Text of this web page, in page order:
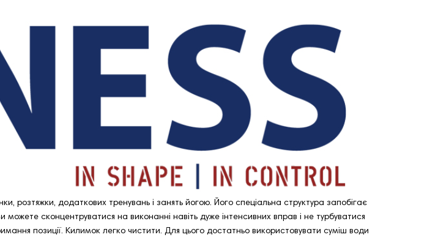
розтяжки, додаткових тренувань і занять йогою. Його спеціальна структура запобігає
сконцентруватися на виконанні навіть дуже інтенсивних вправ і не турбуватися
позиції. Килимок легко чистити. Для цього достатньо використовувати суміш води